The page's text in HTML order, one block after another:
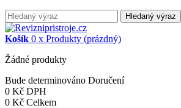
Hledaný výraz
Košík 0 x Produkty (prázdný)
Žádné produkty
Bude determinováno Doručení
0 Kč DPH
0 Kč Celkem